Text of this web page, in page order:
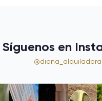
Síguenos en
@diana_alquiladora